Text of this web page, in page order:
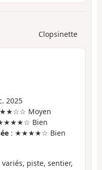
Clopsinette
2025
Moyen
Bien
: ★★★★☆ Bien
piste, sentier,